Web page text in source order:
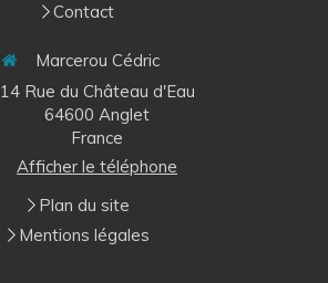
Contact
Marcerou Cédric
14 Rue du Château d'Eau
64600 Anglet
France
Afficher le téléphone
Plan du site
Mentions légales